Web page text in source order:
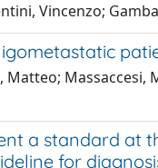
Vincenzo;
Massaccesi,
a standard at
for